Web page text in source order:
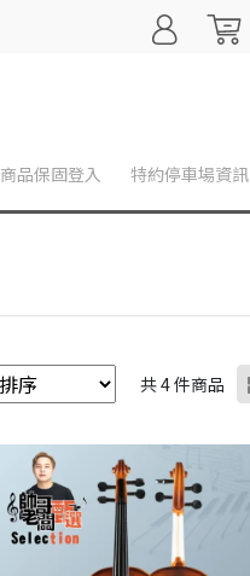
商品保固登入 特約停車場資訊
共 4 件商品